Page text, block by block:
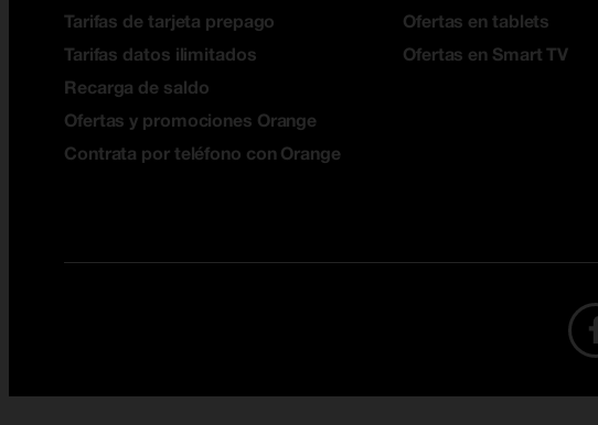
Tarifas de tarjeta prepago
Tarifas datos ilimitados
Recarga de saldo
Ofertas y promociones Orange
Contrata por teléfono con Orange
Ofertas en tablets
Ofertas en Smart TV